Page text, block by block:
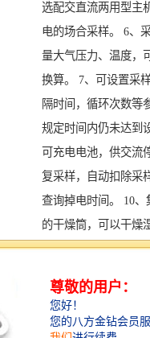
选配交直流两用型主
电的场合采样。 6、
量大气压力、温度，
换算。 7、可设置采
隔时间，循环次数等
规定时间内仍未达到
可充电电池，供交流
复采样，自动扣除采
查询掉电时间。 10
的干燥筒，可以干燥
流量的影响，实现长
能，方便用户辨别气
器的各项参数进行